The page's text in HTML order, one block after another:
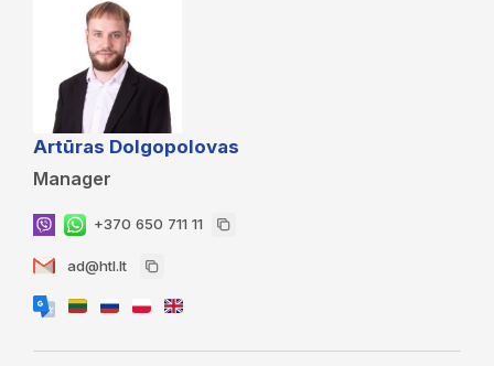
Artūras Dolgopolovas
Manager
+370 650 711 11
ad@htl.lt